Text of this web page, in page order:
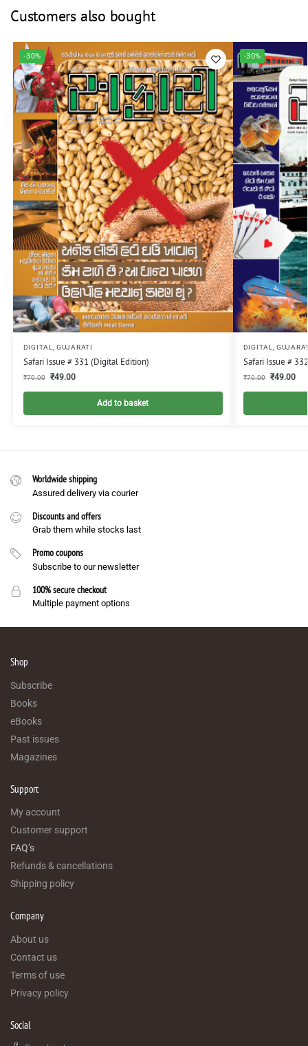
Customers also bought
-30%
DIGITAL,GUJARATI
Safari Issue # 331 (Digital Edition)
₹70.00 ₹49.00
Add to basket
-30%
DIGITAL,
Safari Issue #
₹70.00 ₹49.00
Worldwide shipping
Assured delivery via courier
Discounts and offers
Grab them while stocks last
Promo coupons
Subscribe to our newsletter
100% secure checkout
Multiple payment options
Shop
Subscribe
Books
eBooks
Past issues
Magazines
Support
My account
Customer support
FAQ’s
Refunds & cancellations
Shipping policy
Company
About us
Contact us
Terms of use
Privacy policy
Social